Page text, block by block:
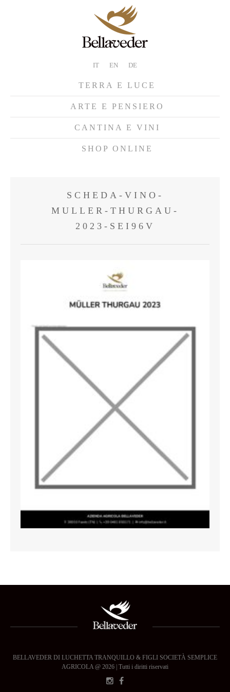
IT EN DE
TERRA E LUCE
ARTE E PENSIERO
CANTINA E VINI
SHOP ONLINE
SCHEDA-VINO-
MULLER-THURGAU-
2023-SEI96V
BELLAVEDER DI LUCHETTA TRANQUILLO & FIGLI SOCIETÀ SEMPLICE
AGRICOLA @ 2026 | Tutti i diritti riservati